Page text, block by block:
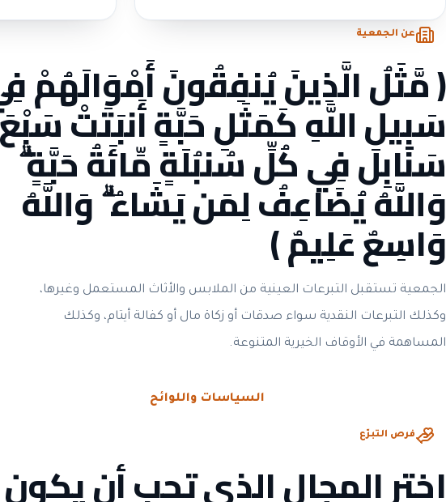
عن الجمعية
﴿ مَّثَلُ الَّذِينَ يُنفِقُونَ أَمْوَالَهُمْ
سَبِيلِ اللَّهِ كَمَثَلِ حَبَّةٍ أَنبَتَتْ
سَنَابِلَ فِي كُلِّ سُنبُلَةٍ مِّائَةُ حَبَّةٍ ۗ
وَاللَّهُ يُضَاعِفُ لِمَن يَشَاءُ ۗ وَاللَّهُ
وَاسِعٌ عَلِيمٌ ﴾
الجمعية تستقبل التبرعات العينية من الملابس والأثاث المستعمل وغيرها،
وكذلك التبرعات النقدية سواء صدقات أو زكاة مال أو كفالة أيتام، وكذلك
المساهمة في الأوقاف الخيرية المتنوعة.
السياسات واللوائح
فرص التبرّع
اختر المجال الذي تحب أن